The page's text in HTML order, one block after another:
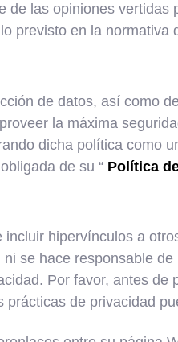
las opiniones
previsto en la normativa
de datos, así como
la máxima
dicha política como
de su “ Política
hipervínculos a
se hace responsable
Por favor, antes
de privacidad